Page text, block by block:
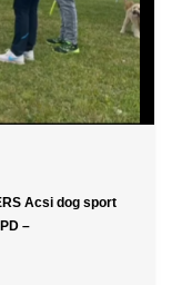
Acsi dog sport
–